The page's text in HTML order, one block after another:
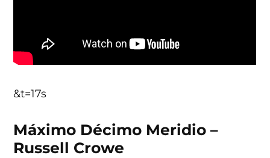
&t=17s
Máximo Décimo Meridio –
Russell Crowe